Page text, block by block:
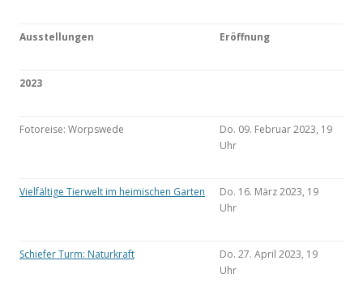
Ausstellungen Eröffnung
2023
Fotoreise: Worpswede
Do. 09. Februar 2023, 19
Uhr
Vielfältige Tierwelt im heimischen Garten
Do. 16. März 2023, 19
Uhr
Schiefer Turm: Naturkraft
Do. 27. April 2023, 19
Uhr